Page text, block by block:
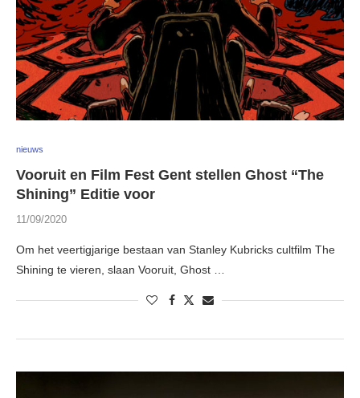
nieuws
Vooruit en Film Fest Gent stellen Ghost “The
Shining” Editie voor
11/09/2020
Om het veertigjarige bestaan van Stanley Kubricks cultfilm The
Shining te vieren, slaan Vooruit, Ghost …